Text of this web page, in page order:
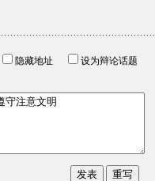
隐藏地址
设为辩论话题